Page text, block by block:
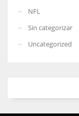
NFL
Sin categorizar
Uncategorized